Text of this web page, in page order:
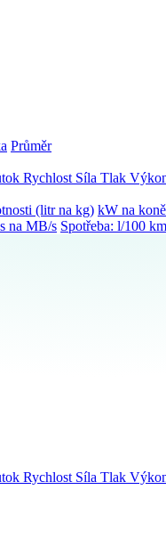
Průměr
Rychlost Síla Tlak
(litr na kg) kW na
na MB/s Spotřeba: l/100
Rychlost Síla Tlak